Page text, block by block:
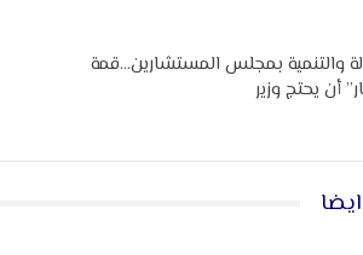
والتنمية بمجلس المستشارين…قمة
أن يحتج وزير